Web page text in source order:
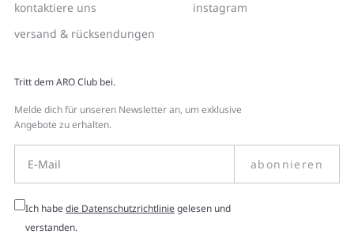
kontaktiere uns
versand & rücksendungen
instagram
Tritt dem ARO Club bei.
Melde dich für unseren Newsletter an, um exklusive
Angebote zu erhalten.
abonnieren
Ich habedie Datenschutzrichtliniegelesen und
verstanden.